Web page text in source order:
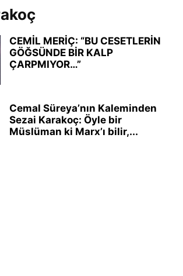
CEMİL MERİÇ: “BU CESETLERİN
GÖĞSÜNDE BİR KALP
ÇARPMIYOR…”
Cemal Süreya’nın Kaleminden
Sezai Karakoç: Öyle bir
Müslüman ki Marx’ı bilir,...